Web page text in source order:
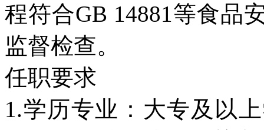
程符合GB 14881等食品
监督检查。
任职要求
1.学历专业：大专及以